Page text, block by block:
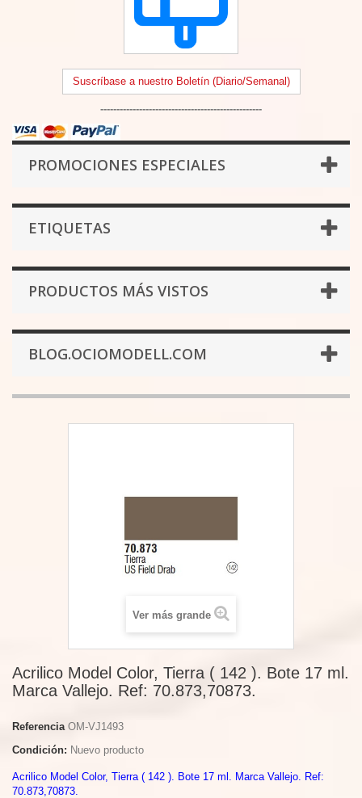
Suscríbase a nuestro Boletín (Diario/Semanal)
--------------------------------------------------
PROMOCIONES ESPECIALES
ETIQUETAS
PRODUCTOS MÁS VISTOS
BLOG.OCIOMODELL.COM
Ver más grande
Acrilico Model Color, Tierra ( 142 ). Bote 17 ml.
Marca Vallejo. Ref: 70.873,70873.
Referencia OM-VJ1493
Condición: Nuevo producto
Acrilico Model Color, Tierra ( 142 ). Bote 17 ml. Marca Vallejo. Ref:
70.873,70873.